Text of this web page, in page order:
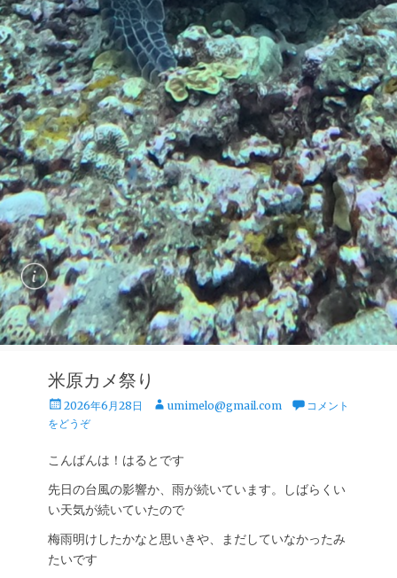
米原カメ祭り
投
稿
2026年6月28日
投 umimelo@gmail.com
コメント
をどうぞ
こんばんは！はるとです
先日の台風の影響か、雨が続いています。しばらくい
い天気が続いていたので
梅雨明けしたかなと思いきや、まだしていなかったみ
たいです